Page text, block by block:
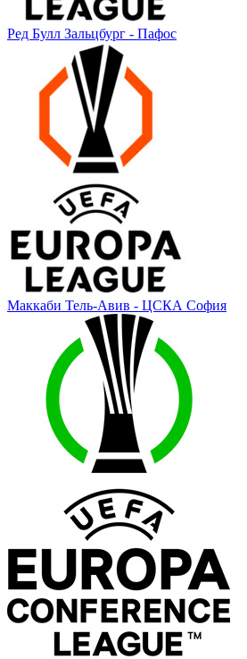
Ред Булл Зальцбург - Пафос
Маккаби Тель-Авив - ЦСКА София